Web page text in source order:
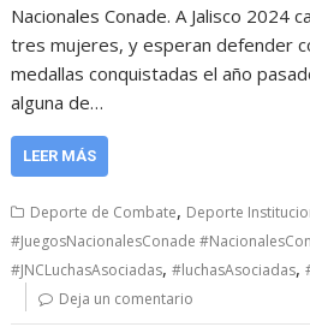
Nacionales Conade. A Jalisco 2024
tres mujeres, y esperan defender
medallas conquistadas el año
alguna de…
LEER MÁS
Deporte de Combate, Deporte
#JuegosNacionalesConade
#JNCLuchasAsociadas,#luchasAsociadas,
Deja un comentario